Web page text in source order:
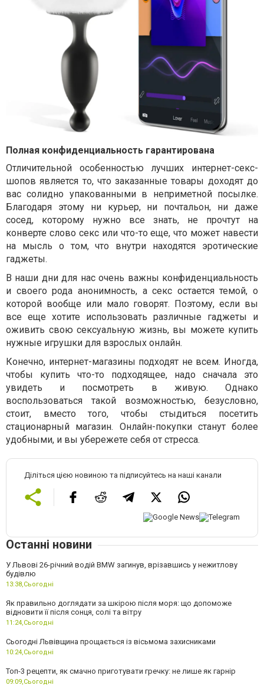
Полная конфиденциальность гарантирована
Отличительной особенностью лучших интернет-секс-
шопов является то, что заказанные товары доходят до
вас солидно упакованными в неприметной посылке.
Благодаря этому ни курьер, ни почтальон, ни даже
сосед, которому нужно все знать, не прочтут на
конверте слово секс или что-то еще, что может навести
на мысль о том, что внутри находятся эротические
гаджеты.
В наши дни для нас очень важны конфиденциальность
и своего рода анонимность, а секс остается темой, о
которой вообще или мало говорят. Поэтому, если вы
все еще хотите использовать различные гаджеты и
оживить свою сексуальную жизнь, вы можете купить
нужные игрушки для взрослых онлайн.
Конечно, интернет-магазины подходят не всем. Иногда,
чтобы купить что-то подходящее, надо сначала это
увидеть и посмотреть в живую. Однако
воспользоваться такой возможностью, безусловно,
стоит, вместо того, чтобы стыдиться посетить
стационарный магазин. Онлайн-покупки станут более
удобными, и вы убережете себя от стресса.
Діліться цією новиною та підписуйтесь на наші канали
Останні новини
У Львові 26-річний водій BMW загинув, врізавшись у нежитлову
будівлю
13:38,Сьогодні
Як правильно доглядати за шкірою після моря: що допоможе
відновити її після сонця, солі та вітру
11:24,Сьогодні
Сьогодні Львівщина прощається із вісьмома захисниками
10:24,Сьогодні
Топ-3 рецепти, як смачно приготувати гречку: не лише як гарнір
09:09,Сьогодні